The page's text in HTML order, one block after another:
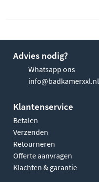
Advies nodig?
Whatsapp ons
info@badkamerxxl.nl
Klantenservice
Betalen
Verzenden
Retourneren
Offerte aanvragen
Klachten & garantie